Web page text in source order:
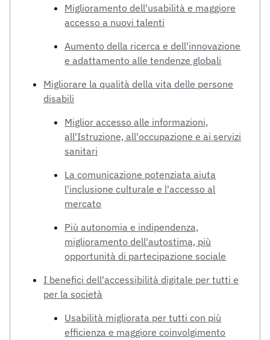
Miglioramento dell'usabilità e maggiore
accesso a nuovi talenti
Aumento della ricerca e dell'innovazione
e adattamento alle tendenze globali
Migliorare la qualità della vita delle persone
disabili
Miglior accesso alle informazioni,
all'Istruzione, all'occupazione e ai servizi
sanitari
La comunicazione potenziata aiuta
l'inclusione culturale e l'accesso al
mercato
Più autonomia e indipendenza,
miglioramento dell'autostima, più
opportunità di partecipazione sociale
I benefici dell'accessibilità digitale per tutti e
per la società
Usabilità migliorata per tutti con più
efficienza e maggiore coinvolgimento